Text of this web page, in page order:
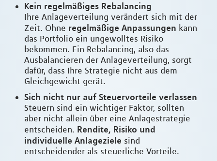
Kein regelmäßiges Rebalancing
Ihre Anlageverteilung verändert sich mit der
Zeit. Ohne regelmäßige Anpassungen kann
das Portfolio ein ungewolltes Risiko
bekommen. Ein Rebalancing, also das
Ausbalancieren der Anlageverteilung, sorgt
dafür, dass Ihre Strategie nicht aus dem
Gleichgewicht gerät.
Sich nicht nur auf Steuervorteile verlassen
Steuern sind ein wichtiger Faktor, sollten
aber nicht allein über eine Anlagestrategie
entscheiden. Rendite, Risiko und
individuelle Anlageziele sind
entscheidender als steuerliche Vorteile.